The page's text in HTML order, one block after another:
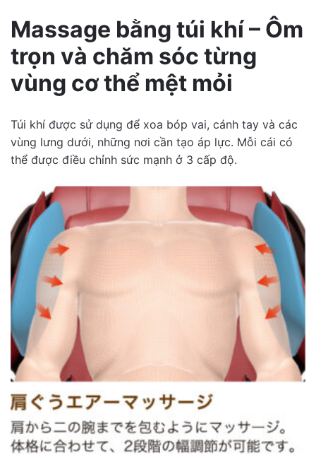
Massage bằng túi khí – Ôm
trọn và chăm sóc từng
vùng cơ thể mệt mỏi
Túi khí được sử dụng để xoa bóp vai, cánh tay và các
vùng lưng dưới, những nơi cần tạo áp lực. Mỗi cái có
thể được điều chỉnh sức mạnh ở 3 cấp độ.